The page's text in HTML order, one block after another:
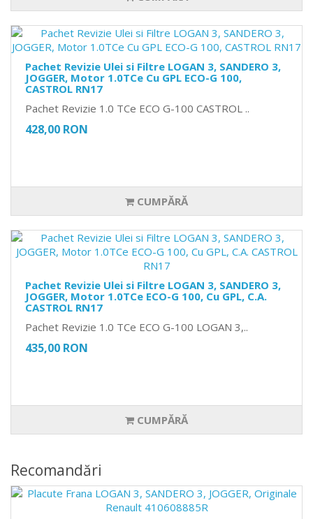
Pachet Revizie Ulei si Filtre LOGAN 3, SANDERO 3,
JOGGER, Motor 1.0TCe Cu GPL ECO-G 100,
CASTROL RN17
Pachet Revizie 1.0 TCe ECO G-100 CASTROL ..
428,00 RON
CUMPĂRĂ
Pachet Revizie Ulei si Filtre LOGAN 3, SANDERO 3,
JOGGER, Motor 1.0TCe ECO-G 100, Cu GPL, C.A.
CASTROL RN17
Pachet Revizie 1.0 TCe ECO G-100 LOGAN 3,..
435,00 RON
CUMPĂRĂ
Recomandări